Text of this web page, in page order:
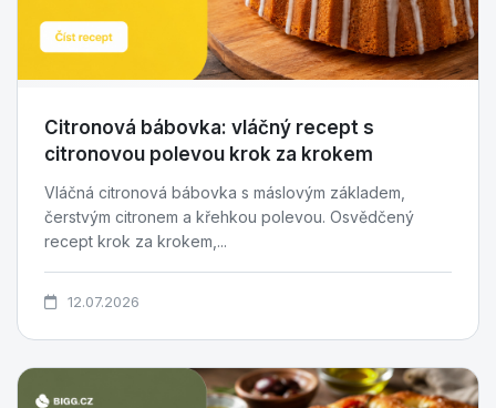
Citronová bábovka: vláčný recept s
citronovou polevou krok za krokem
Vláčná citronová bábovka s máslovým základem,
čerstvým citronem a křehkou polevou. Osvědčený
recept krok za krokem,...
12.07.2026